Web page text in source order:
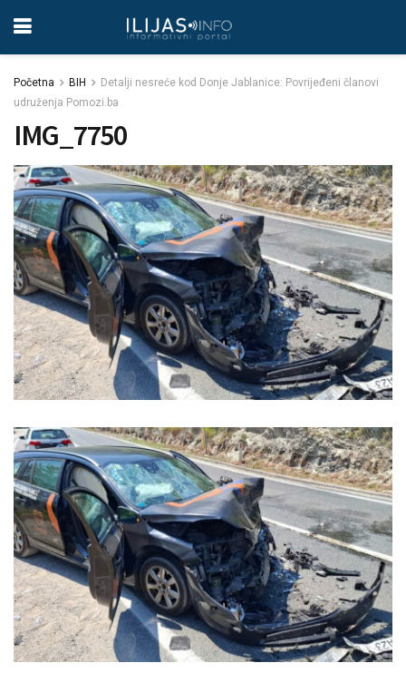
Početna BIH
Detalji nesreće kod Donje Jablanice: Povrijeđeni članovi
udruženja Pomozi.ba
IMG_7750